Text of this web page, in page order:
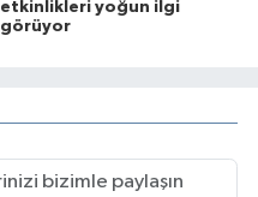
etkinlikleri yoğun ilgi
görüyor